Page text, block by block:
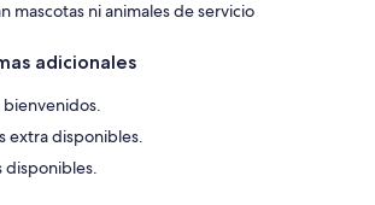
mascotas ni animales de servicio
adicionales
bienvenidos.
extra disponibles.
disponibles.